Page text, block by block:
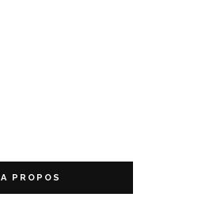
A PROPOS